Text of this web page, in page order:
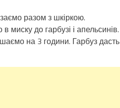
разом з шкіркою.
до гарбузі і апельсинів.
на 3 години. Гарбуз дасть